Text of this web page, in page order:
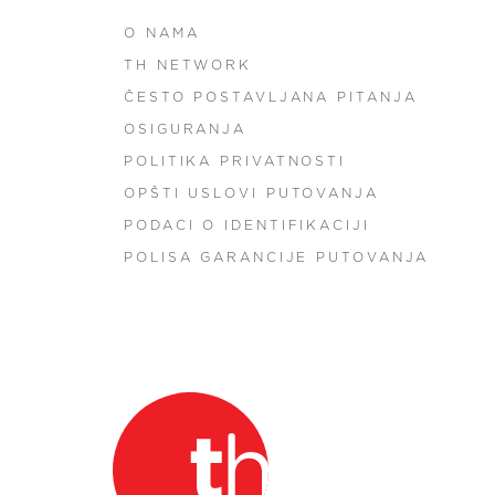
O NAMA
TH NETWORK
ČESTO POSTAVLJANA PITANJA
OSIGURANJA
POLITIKA PRIVATNOSTI
OPŠTI USLOVI PUTOVANJA
PODACI O IDENTIFIKACIJI
POLISA GARANCIJE PUTOVANJA